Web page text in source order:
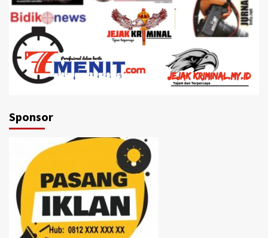
Sponsor